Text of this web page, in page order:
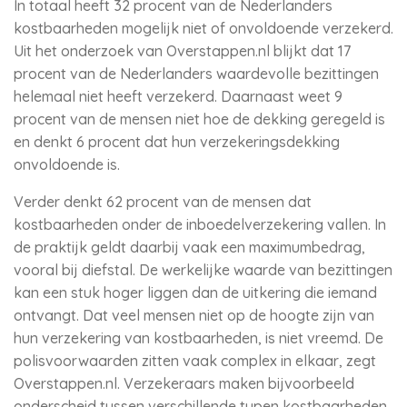
In totaal heeft 32 procent van de Nederlanders
kostbaarheden mogelijk niet of onvoldoende verzekerd.
Uit het onderzoek van Overstappen.nl blijkt dat 17
procent van de Nederlanders waardevolle bezittingen
helemaal niet heeft verzekerd. Daarnaast weet 9
procent van de mensen niet hoe de dekking geregeld is
en denkt 6 procent dat hun verzekeringsdekking
onvoldoende is.
Verder denkt 62 procent van de mensen dat
kostbaarheden onder de inboedelverzekering vallen. In
de praktijk geldt daarbij vaak een maximumbedrag,
vooral bij diefstal. De werkelijke waarde van bezittingen
kan een stuk hoger liggen dan de uitkering die iemand
ontvangt. Dat veel mensen niet op de hoogte zijn van
hun verzekering van kostbaarheden, is niet vreemd. De
polisvoorwaarden zitten vaak complex in elkaar, zegt
Overstappen.nl. Verzekeraars maken bijvoorbeeld